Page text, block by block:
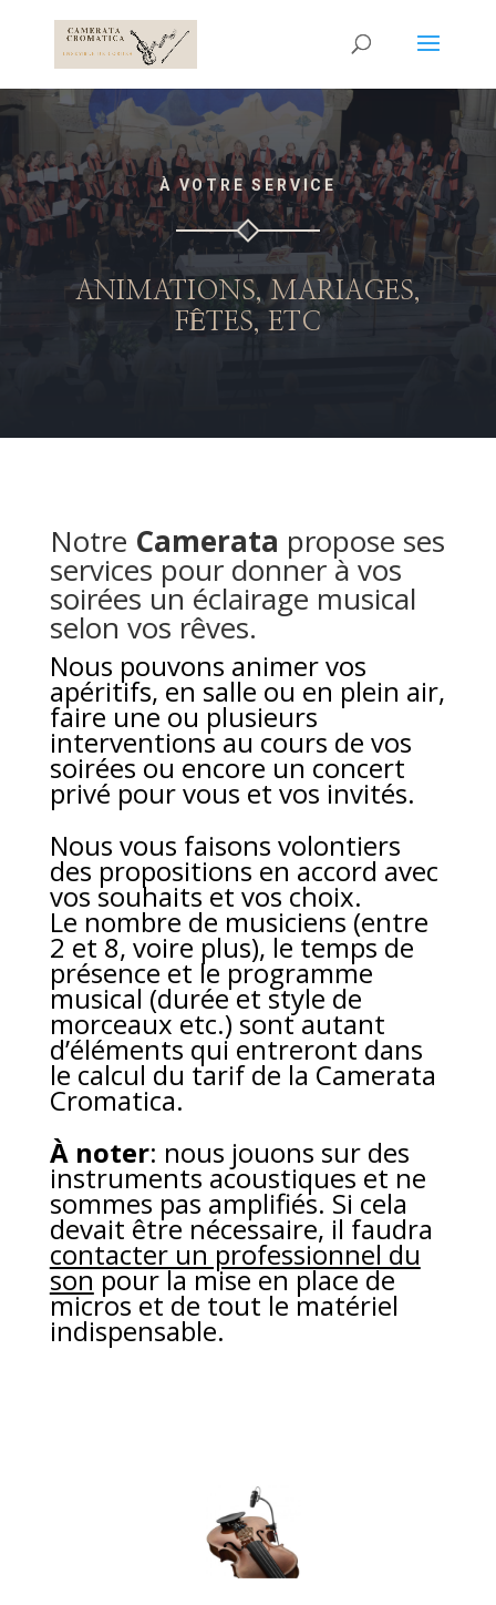
À VOTRE SERVICE
ANIMATIONS, MARIAGES,
FÊTES, ETC
Notre Camerata propose ses
services pour donner à vos
soirées un éclairage musical
selon vos rêves.
Nous pouvons animer vos
apéritifs, en salle ou en plein air,
faire une ou plusieurs
interventions au cours de vos
soirées ou encore un concert
privé pour vous et vos invités.
Nous vous faisons volontiers
des propositions en accord avec
vos souhaits et vos choix.
Le nombre de musiciens (entre
2 et 8, voire plus), le temps de
présence et le programme
musical (durée et style de
morceaux etc.) sont autant
d’éléments qui entreront dans
le calcul du tarif de la Camerata
Cromatica.
À noter: nous jouons sur des
instruments acoustiques et ne
sommes pas amplifiés. Si cela
devait être nécessaire, il faudra
contacter un professionnel du
sonpour la mise en place de
micros et de tout le matériel
indispensable.